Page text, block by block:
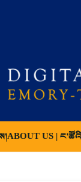
ABOUT US |